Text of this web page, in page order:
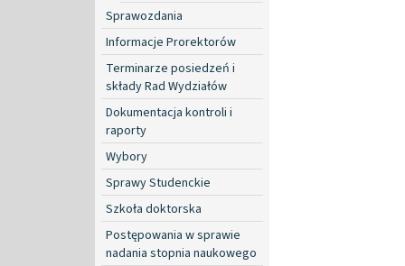
Sprawozdania
Informacje Prorektorów
Terminarze posiedzeń i
składy Rad Wydziałów
Dokumentacja kontroli i
raporty
Wybory
Sprawy Studenckie
Szkoła doktorska
Postępowania w sprawie
nadania stopnia naukowego